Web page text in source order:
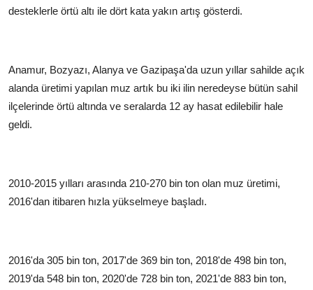
desteklerle örtü altı ile dört kata yakın artış gösterdi.
Anamur, Bozyazı, Alanya ve Gazipaşa'da uzun yıllar sahilde açık
alanda üretimi yapılan muz artık bu iki ilin neredeyse bütün sahil
ilçelerinde örtü altında ve seralarda 12 ay hasat edilebilir hale
geldi.
2010-2015 yılları arasında 210-270 bin ton olan muz üretimi,
2016'dan itibaren hızla yükselmeye başladı.
2016'da 305 bin ton, 2017'de 369 bin ton, 2018'de 498 bin ton,
2019'da 548 bin ton, 2020'de 728 bin ton, 2021'de 883 bin ton,